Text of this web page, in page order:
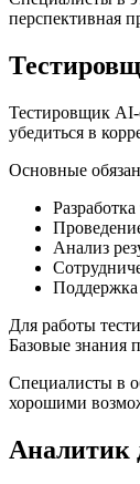
перспективная
Тестировщик AI-
убедиться в
Основные
Анализ
Поддержка
Для работы
Базовые знания
Специалисты в
хорошими
Аналитик